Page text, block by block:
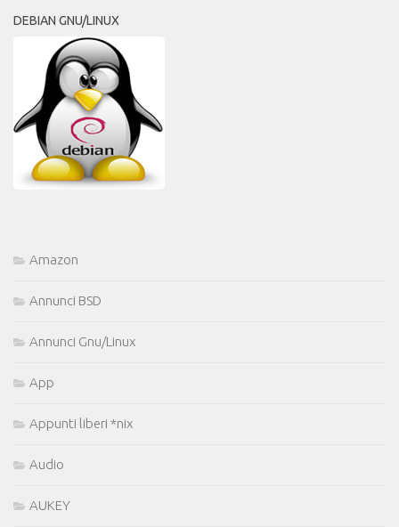
DEBIAN GNU/LINUX
Amazon
Annunci BSD
Annunci Gnu/Linux
App
Appunti liberi *nix
Audio
AUKEY